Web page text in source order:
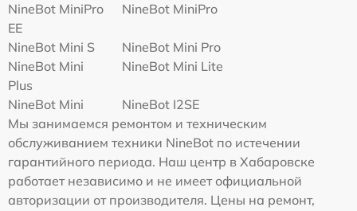
NineBot MiniPro
EE
NineBot MiniPro
NineBot Mini S
NineBot Mini Pro
NineBot Mini
Plus
NineBot Mini Lite
NineBot Mini
NineBot I2SE
Мы занимаемся ремонтом и техническим
обслуживанием техники NineBot по истечении
гарантийного периода. Наш центр в Хабаровске
работает независимо и не имеет официальной
авторизации от производителя. Цены на ремонт,